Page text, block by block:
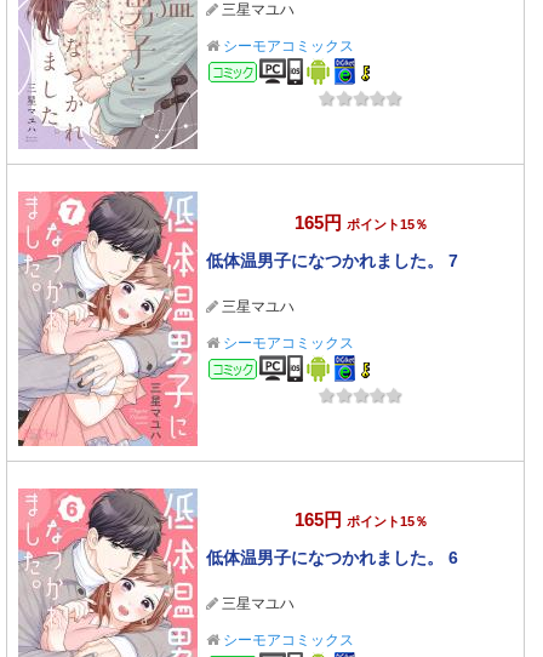
三星マユハ
シーモアコミックス
コミック
165円 ポイント15％
低体温男子になつかれました。 7
三星マユハ
シーモアコミックス
コミック
165円 ポイント15％
低体温男子になつかれました。 6
三星マユハ
シーモアコミックス